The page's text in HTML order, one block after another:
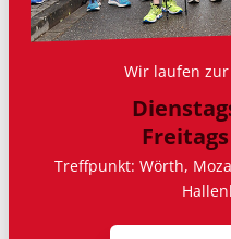
Wir laufen
Treffpunkt: Wörth,